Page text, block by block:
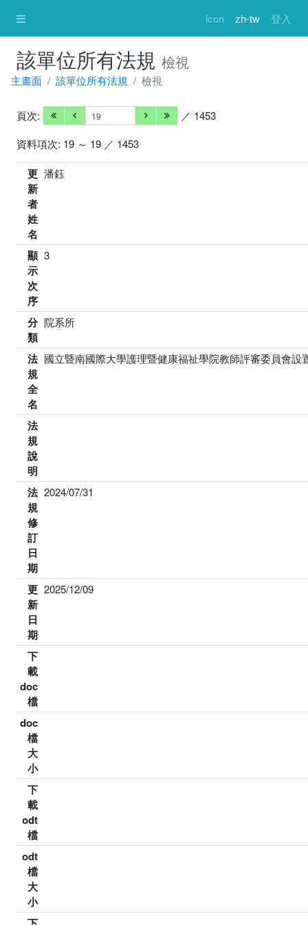
icon zh-tw 登入
該單位所有法規 檢視
主畫面 該單位所有法規 檢視
頁次:
／ 1453
資料項次: 19 ～ 19 ／ 1453
更
新
者
姓
名
潘鈺
顯
示
次
序
3
分
類
院系所
法
規
全
名
國立暨南國際大學護理暨健康福祉學院教師評審委員會設
法
規
說
明
法
規
修
訂
日
期
2024/07/31
更
新
日
期
2025/12/09
下
載
doc
檔
doc
檔
大
小
下
載
odt
檔
odt
檔
大
小